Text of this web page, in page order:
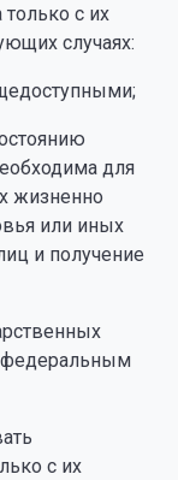
с их
случаях:
для
жизненно
или иных
и получение
федеральным
с их